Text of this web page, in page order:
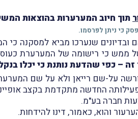
תוך חיוב המערערות בהוצאות המשיב
כי ניתן לפרסמו.
ובדיונים שנערכו מביא למסקנה כי
ממש כי רישומה של המערערת
– כפי שהדעת נותנת כי יכלו
על-שם רייאן ולא על שם
פעילותה החדשה מתקדמת בקצב
חברה בע"מ.
והוא, כאמור, דינו להידחות.